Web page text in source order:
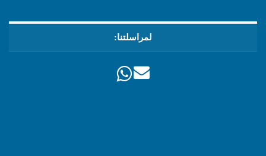
لمراسلتنا: